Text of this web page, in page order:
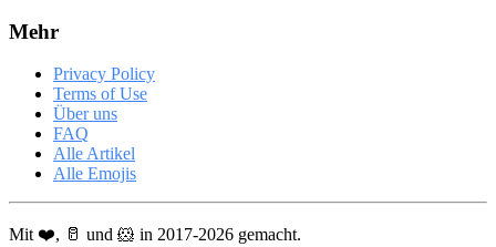
Mehr
Privacy Policy
Terms of Use
Über uns
FAQ
Alle Artikel
Alle Emojis
Mit ❤️, 🥛 und 🐹 in 2017-2026 gemacht.